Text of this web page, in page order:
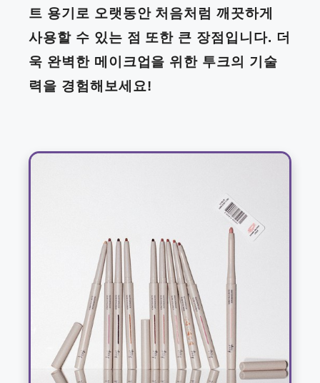
트 용기로 오랫동안 처음처럼 깨끗하게
사용할 수 있는 점 또한 큰 장점입니다. 더
욱 완벽한 메이크업을 위한 투크의 기술
력을 경험해보세요!